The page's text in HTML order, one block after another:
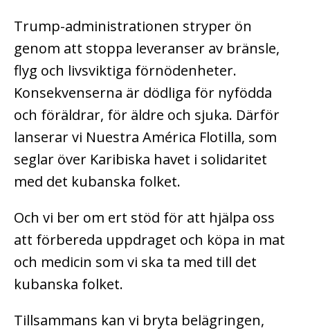
Trump-administrationen stryper ön
genom att stoppa leveranser av bränsle,
flyg och livsviktiga förnödenheter.
Konsekvenserna är dödliga för nyfödda
och föräldrar, för äldre och sjuka. Därför
lanserar vi Nuestra América Flotilla, som
seglar över Karibiska havet i solidaritet
med det kubanska folket.
Och vi ber om ert stöd för att hjälpa oss
att förbereda uppdraget och köpa in mat
och medicin som vi ska ta med till det
kubanska folket.
Tillsammans kan vi bryta belägringen,